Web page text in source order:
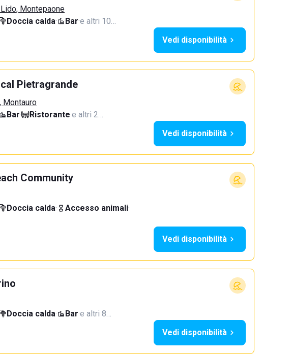
Montepaone
Doccia calda· Bar·e altri 10…
Vedi disponibilità
Pietragrande
Montauro
Bar· Ristorante·e altri 2…
Vedi disponibilità
Community
Doccia calda· Accesso animali·
Vedi disponibilità
Doccia calda· Bar·e altri 8…
Vedi disponibilità